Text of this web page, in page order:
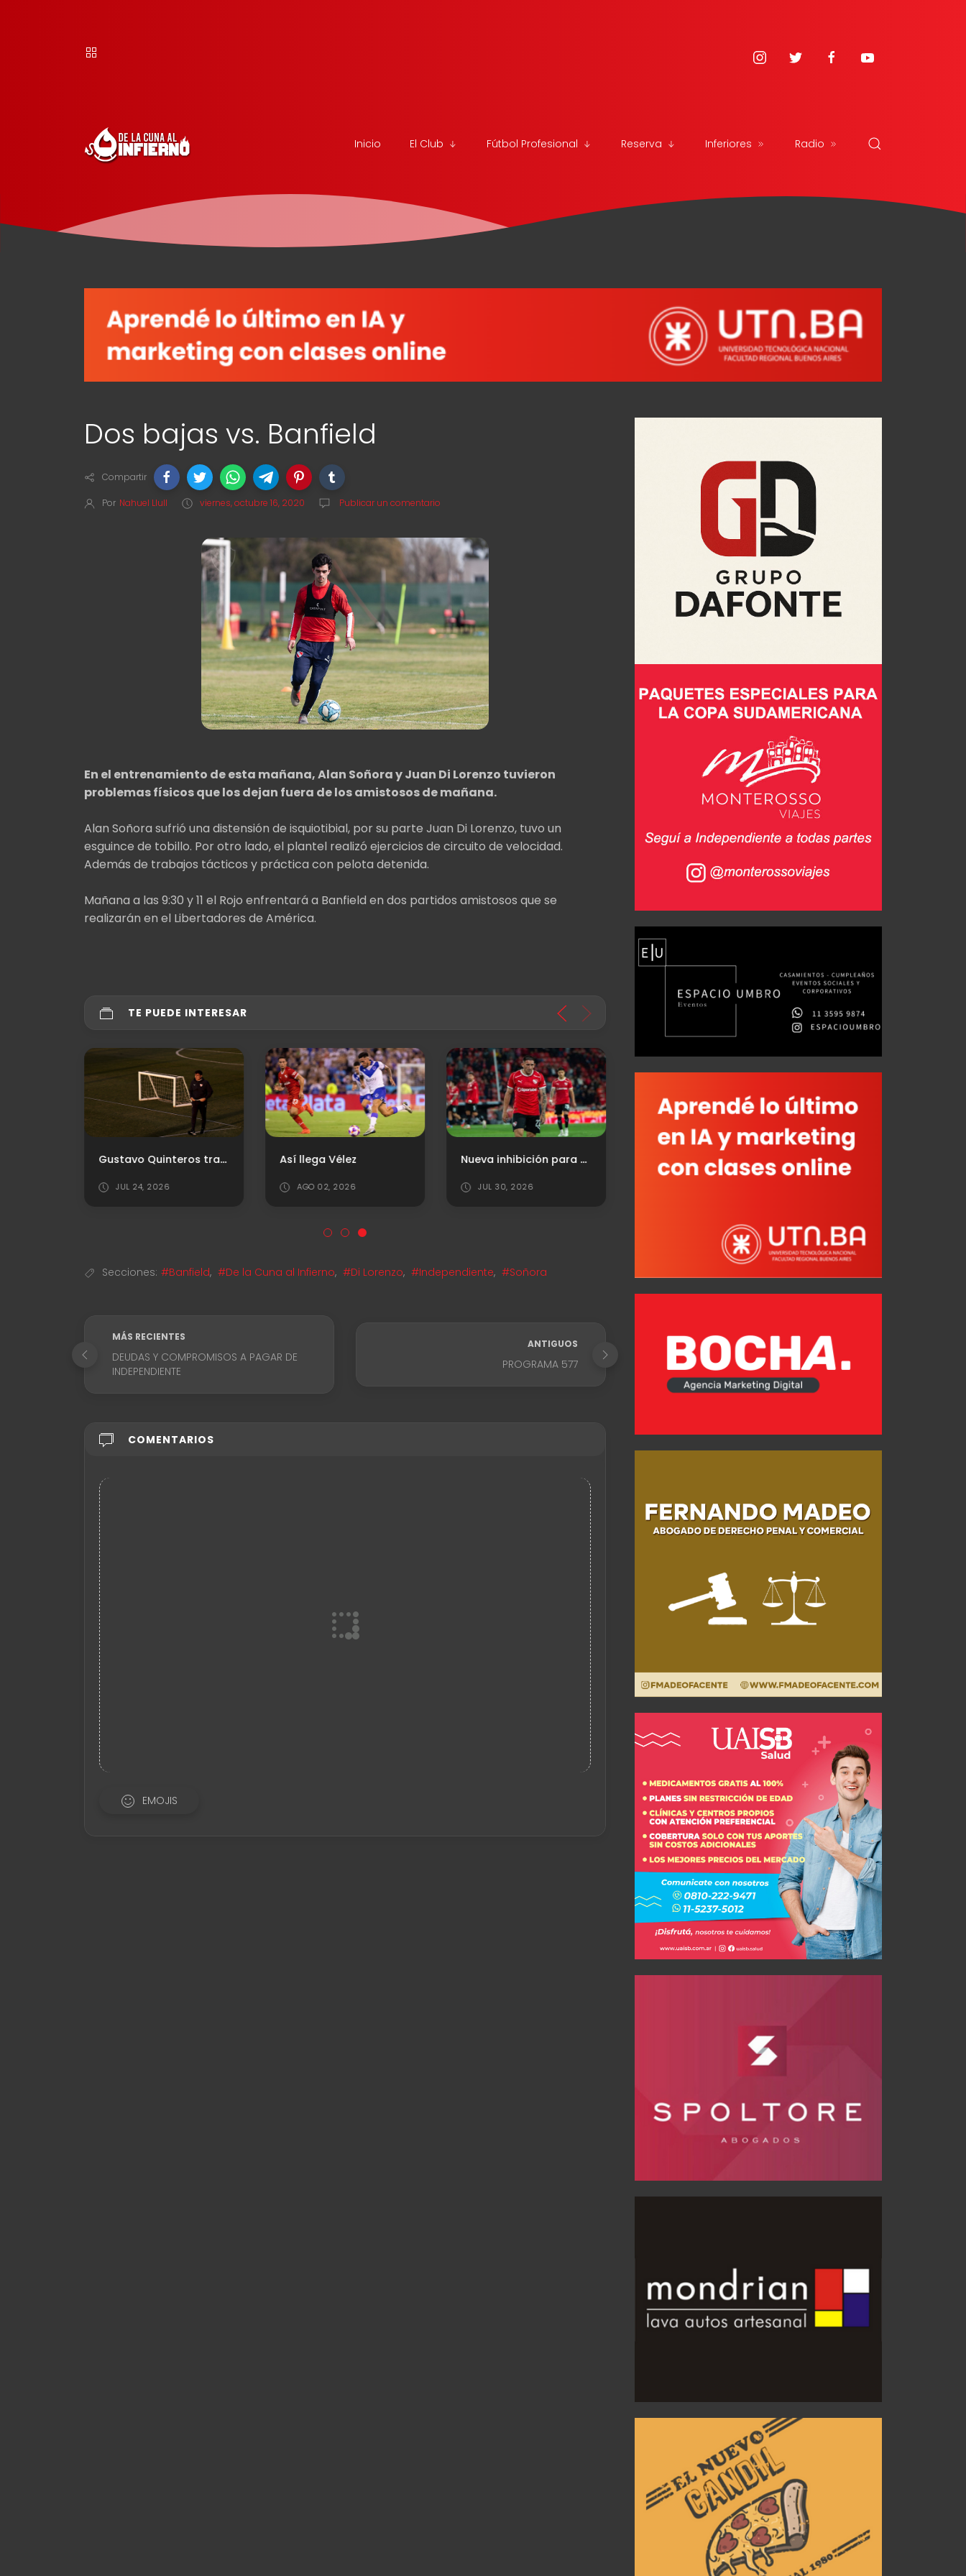
Inicio El Club Fútbol Profesional Reserva Inferiores Radio
Dos bajas vs. Banfield
Compartir
Por Nahuel Llull viernes, octubre 16, 2020 Publicar un comentario
En el entrenamiento de esta mañana, Alan Soñora y Juan Di Lorenzo tuvieron
problemas físicos que los dejan fuera de los amistosos de mañana.
Alan Soñora sufrió una distensión de isquiotibial, por su parte Juan Di Lorenzo, tuvo un
esguince de tobillo. Por otro lado, el plantel realizó ejercicios de circuito de velocidad.
Además de trabajos tácticos y práctica con pelota detenida.
Mañana a las 9:30 y 11 el Rojo enfrentará a Banfield en dos partidos amistosos que se
realizarán en el Libertadores de América.
TE PUEDE INTERESAR
Gustavo Quinteros trabaja en el equipo: ¿Cuál será el XI para el debut?
JUL 24, 2026
Así llega Vélez
AGO 02, 2026
Nueva inhibición para el "Rojo"
JUL 30, 2026
Secciones: #Banfield, #De la Cuna al Infierno, #Di Lorenzo, #Independiente, #Soñora
MÁS RECIENTES
DEUDAS Y COMPROMISOS A PAGAR DE
INDEPENDIENTE
ANTIGUOS
PROGRAMA 577
COMENTARIOS
EMOJIS